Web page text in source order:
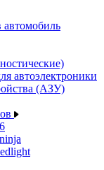
автоэлектроники
(АЗУ)